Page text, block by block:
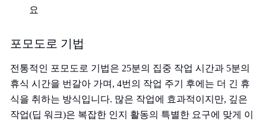
요
포모도로 기법
전통적인 포모도로 기법은 25분의 집중 작업 시간과 5분의
휴식 시간을 번갈아 가며, 4번의 작업 주기 후에는 더 긴 휴
식을 취하는 방식입니다. 많은 작업에 효과적이지만, 깊은
작업(딥 워크)은 복잡한 인지 활동의 특별한 요구에 맞게 이